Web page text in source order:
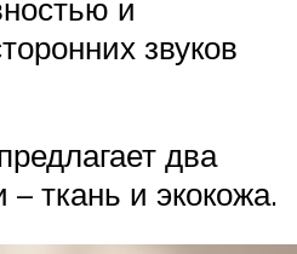
и
звуков
два
ткань и экокожа.